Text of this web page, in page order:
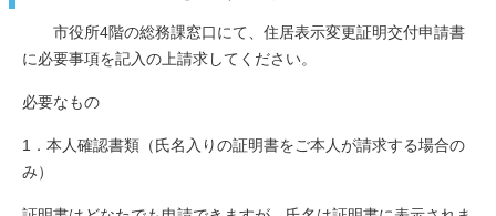
市役所4階の総務課窓口にて、住居表示変更証明交付申請書
に必要事項を記入の上請求してください。
必要なもの
1．本人確認書類（氏名入りの証明書をご本人が請求する場合の
み）